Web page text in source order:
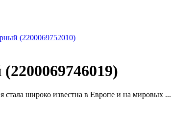
(2200069752010)
стала широко известна в Европе и на мировых ...